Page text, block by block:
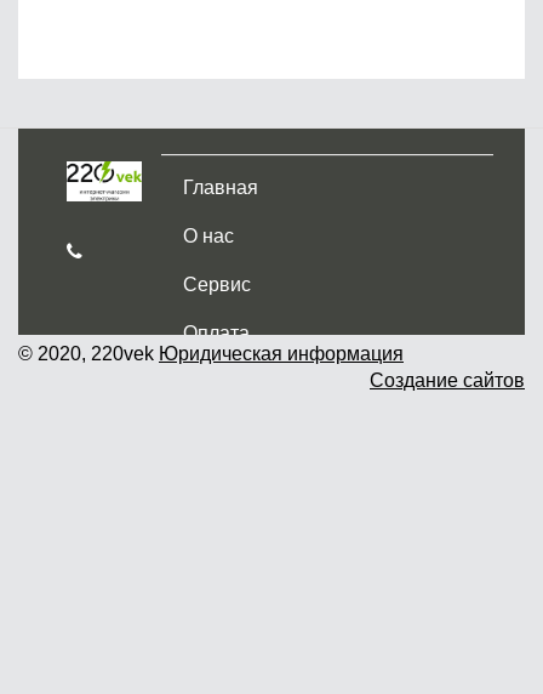
Главная
О нас
Сервис
Оплата
Доставка и самовывоз
© 2020, 220vek Юридическая информация
Создание сайтов